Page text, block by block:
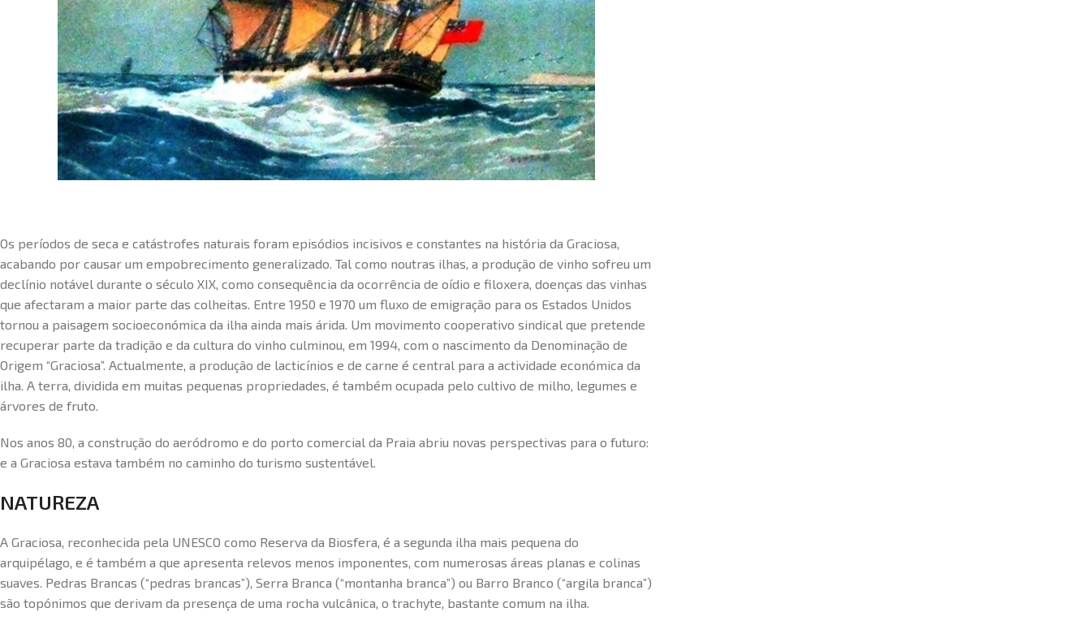
Os períodos de seca e catástrofes naturais foram episódios incisivos e constantes na história da Graciosa,
acabando por causar um empobrecimento generalizado. Tal como noutras ilhas, a produção de vinho sofreu um
declínio notável durante o século XIX, como consequência da ocorrência de oídio e filoxera, doenças das vinhas
que afectaram a maior parte das colheitas. Entre 1950 e 1970 um fluxo de emigração para os Estados Unidos
tornou a paisagem socioeconómica da ilha ainda mais árida. Um movimento cooperativo sindical que pretende
recuperar parte da tradição e da cultura do vinho culminou, em 1994, com o nascimento da Denominação de
Origem “Graciosa”. Actualmente, a produção de lacticínios e de carne é central para a actividade económica da
ilha. A terra, dividida em muitas pequenas propriedades, é também ocupada pelo cultivo de milho, legumes e
árvores de fruto.
Nos anos 80, a construção do aeródromo e do porto comercial da Praia abriu novas perspectivas para o futuro:
e a Graciosa estava também no caminho do turismo sustentável.
NATUREZA
A Graciosa, reconhecida pela UNESCO como Reserva da Biosfera, é a segunda ilha mais pequena do
arquipélago, e é também a que apresenta relevos menos imponentes, com numerosas áreas planas e colinas
suaves. Pedras Brancas (“pedras brancas”), Serra Branca (“montanha branca”) ou Barro Branco (“argila branca”)
são topónimos que derivam da presença de uma rocha vulcânica, o trachyte, bastante comum na ilha.